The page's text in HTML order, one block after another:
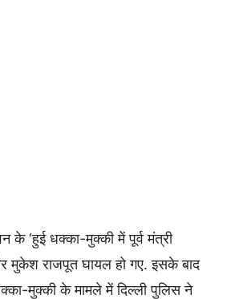
के ‘हुई धक्का-मुक्की में पूर्व मंत्री
मुकेश राजपूत घायल हो गए. इसके बाद
मुक्की के मामले में दिल्ली पुलिस ने